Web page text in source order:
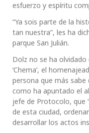
esfuerzo y espíritu
“Ya sois parte de la
tan nuestra”, les ha
parque San Julián.
Dolz no se ha olvidado
‘Chema’, el
persona que más sabe
como ha apuntado el
jefe de Protocolo, que
de esta ciudad,
desarrollar los actos